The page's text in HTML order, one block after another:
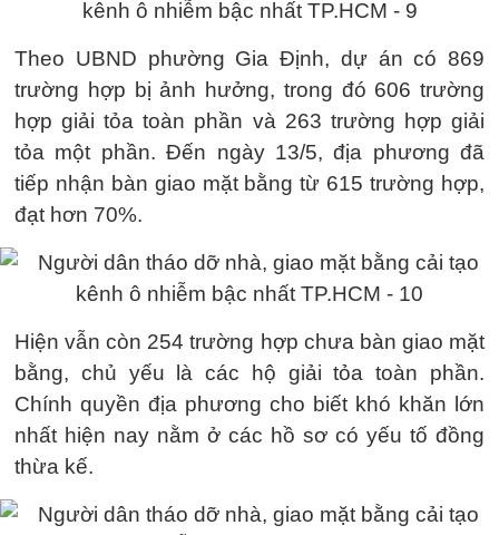
Theo UBND phường Gia Định, dự án có 869
trường hợp bị ảnh hưởng, trong đó 606 trường
hợp giải tỏa toàn phần và 263 trường hợp giải
tỏa một phần. Đến ngày 13/5, địa phương đã
tiếp nhận bàn giao mặt bằng từ 615 trường hợp,
đạt hơn 70%.
Hiện vẫn còn 254 trường hợp chưa bàn giao mặt
bằng, chủ yếu là các hộ giải tỏa toàn phần.
Chính quyền địa phương cho biết khó khăn lớn
nhất hiện nay nằm ở các hồ sơ có yếu tố đồng
thừa kế.